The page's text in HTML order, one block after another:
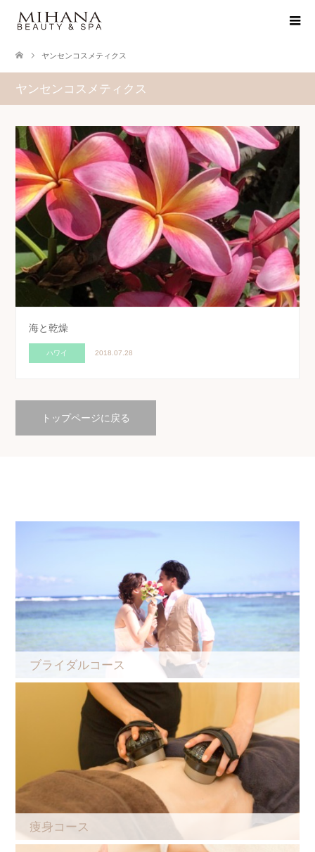
ヤンセンコスメティクス
ヤンセンコスメティクス
海と乾燥
ハワイ 2018.07.28
トップページに戻る
ブライダルコース
痩身コース